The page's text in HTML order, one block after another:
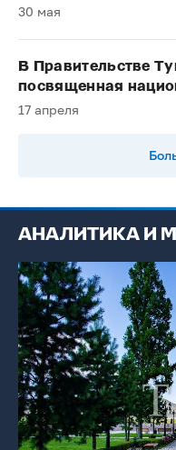
30 мая
В Правительстве
посвященная
17 апреля
АНАЛИТИКА И